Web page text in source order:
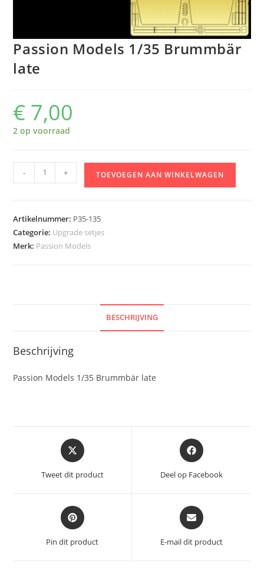
Passion Models 1/35 Brummbär
late
€ 7,00
2 op voorraad
Models
late
aantal
- + TOEVOEGEN AAN WINKELWAGEN
Artikelnummer: P35-135
Categorie: Upgrade setjes
Merk: Passion Models
BESCHRIJVING
Beschrijving
Passion Models 1/35 Brummbär late
Opent
in
nieuw
Tweet dit product
Opent
in
nieuw
Deel op Facebook
Opent
in
nieuw
Pin dit product
Opent
in
nieuw
E-mail dit product